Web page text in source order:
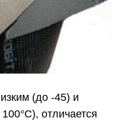
(до -45) и
отличается